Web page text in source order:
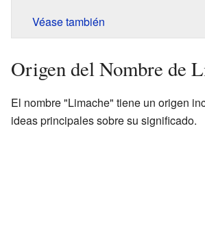
Véase también
Origen del Nombre de
El nombre "Limache" tiene un origen
ideas principales sobre su significado.